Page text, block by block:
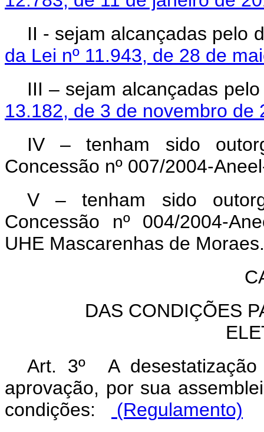
II - sejam alcançadas pelo
da Lei nº 11.943, de 28 de
III – sejam alcançadas
13.182, de 3 de novembro de
IV – tenham sido
Concessão nº 007/2004-
V – tenham sido
Concessão nº 004/2004-
UHE Mascarenhas de Moraes.
DAS CONDIÇÕES
Art. 3º A
aprovação, por sua
condições:
(Regulamento)